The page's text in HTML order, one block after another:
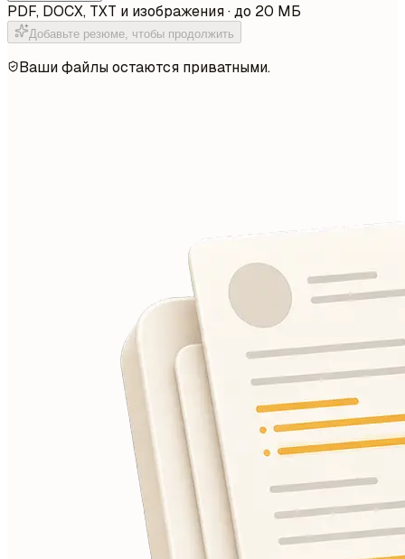
PDF, DOCX, TXT и изображения · до 20 МБ
Добавьте резюме, чтобы продолжить
Ваши файлы остаются приватными.